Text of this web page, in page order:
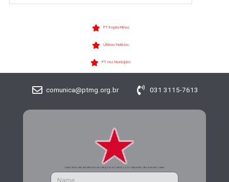
PT Inspira Minas
Últimas Notícias
PT nos Municípios
comunica@ptmg.org.br 031 3115-7613
CADASTRE-SE PARA RECEBER MAIS INFORMAÇÕES DO PARTIDO DOS TRABALHADORES DE MINAS GERAIS